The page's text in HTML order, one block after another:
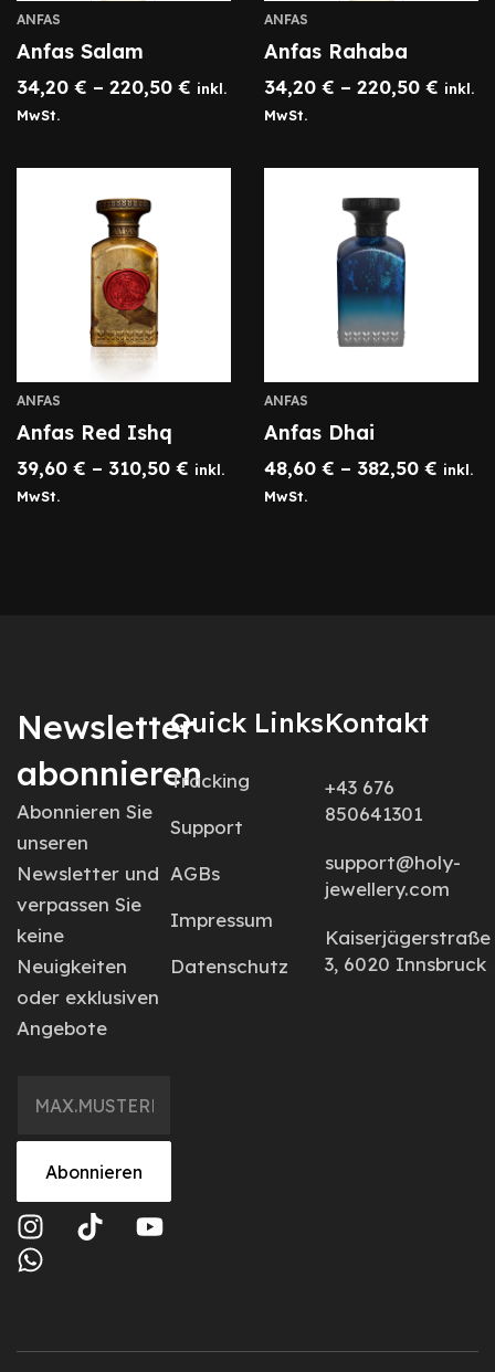
ANFAS
Anfas Salam
34,20 € – 220,50 € inkl.
MwSt.
ANFAS
Anfas Rahaba
34,20 € – 220,50 € inkl.
MwSt.
ANFAS
Anfas Red Ishq
39,60 € – 310,50 € inkl.
MwSt.
ANFAS
Anfas Dhai
48,60 € – 382,50 € inkl.
MwSt.
Newsletter
abonnieren
Abonnieren Sie
unseren
Newsletter und
verpassen Sie
keine
Neuigkeiten
oder exklusiven
Angebote
Abonnieren
Quick Links
Tracking
Support
AGBs
Impressum
Datenschutz
Kontakt
+43 676
850641301
support@holy-
jewellery.com
Kaiserjägerstraße
3, 6020 Innsbruck